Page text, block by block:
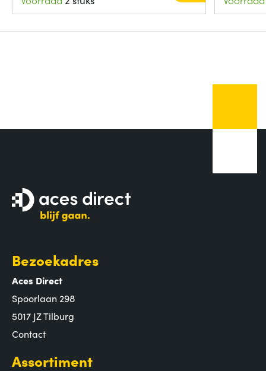
Bezoekadres
Aces Direct
Spoorlaan 298
5017 JZ Tilburg
Contact
Assortiment